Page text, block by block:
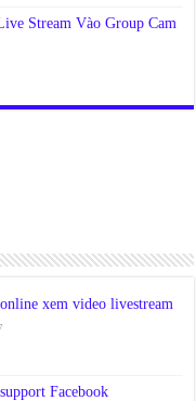
Stream Vào Group Cam
xem video livestream
Facebook